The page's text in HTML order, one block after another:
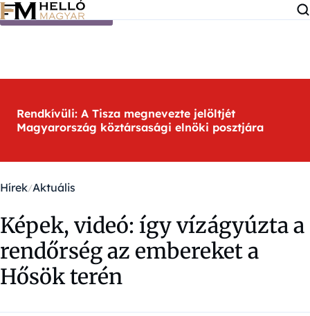
Ugrás a tartalomra
Rendkívüli: A Tisza megnevezte jelöltjét
Magyarország köztársasági elnöki posztjára
Hírek Aktuális
Képek, videó: így vízágyúzta a
rendőrség az embereket a
Hősök terén